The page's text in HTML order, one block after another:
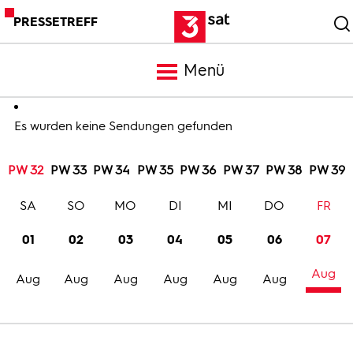
PRESSETREFF
Menü
Meldungen
Programm
Trailer
Bilder
Es wurden keine Sendungen gefunden
PW 32 PW 33 PW 34 PW 35 PW 36 PW 37 PW 38 PW 39
01
Aug
SA
02
Aug
SO
03
Aug
MO
04
Aug
DI
05
Aug
MI
06
Aug
DO
07
Aug
FR